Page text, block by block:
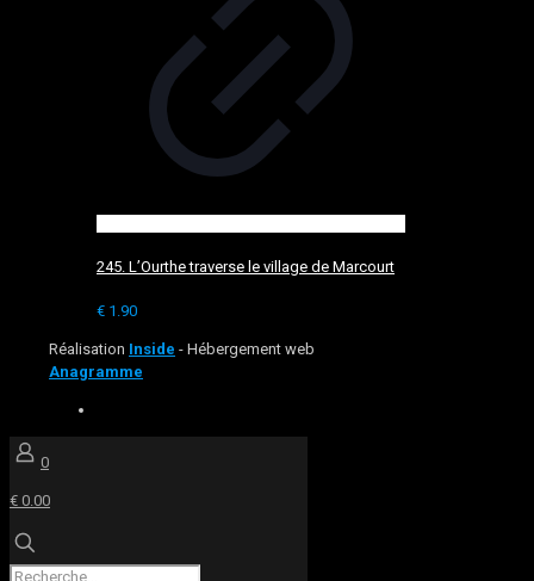
245. L’Ourthe traverse le village de Marcourt
€ 1.90
Réalisation Inside - Hébergement web
Anagramme
0
€ 0.00